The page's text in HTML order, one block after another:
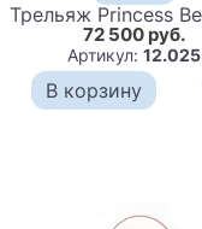
72 500 руб.
Артикул:12.025
В корзину